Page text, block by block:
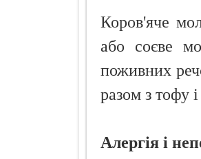
Коров'яче
або соєве
поживних
разом з тофу
Алергія і